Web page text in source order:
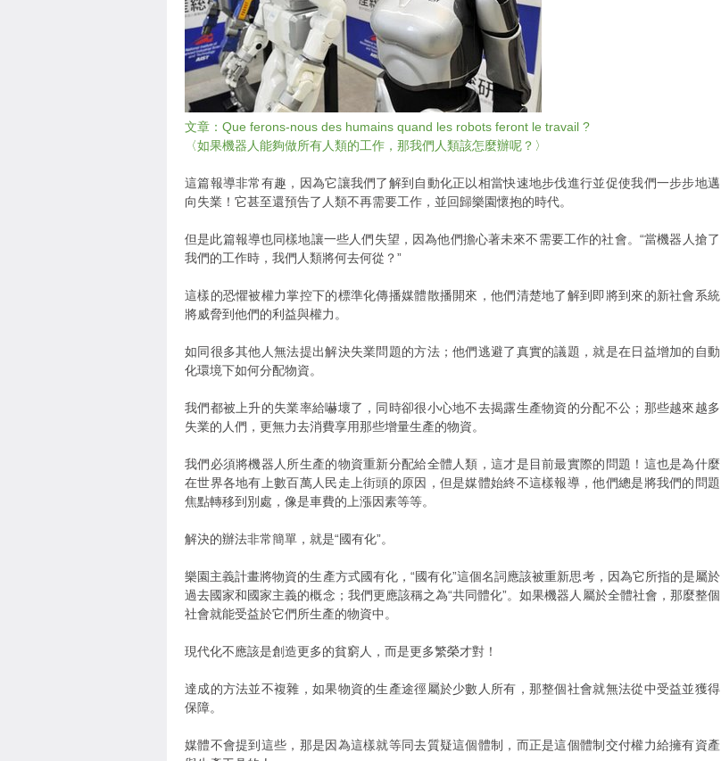
文章：Que ferons-nous des humains quand les robots feront le travail ?
〈如果機器人能夠做所有人類的工作，那我們人類該怎麼辦呢？〉
這篇報導非常有趣，因為它讓我們了解到自動化正以相當快速地步伐進行並促使我們一步步地邁
向失業！它甚至還預告了人類不再需要工作，並回歸樂園懷抱的時代。
但是此篇報導也同樣地讓一些人們失望，因為他們擔心著未來不需要工作的社會。“當機器人搶了
我們的工作時，我們人類將何去何從？”
這樣的恐懼被權力掌控下的標準化傳播媒體散播開來，他們清楚地了解到即將到來的新社會系統
將威脅到他們的利益與權力。
如同很多其他人無法提出解決失業問題的方法；他們逃避了真實的議題，就是在日益增加的自動
化環境下如何分配物資。
我們都被上升的失業率給嚇壞了，同時卻很小心地不去揭露生產物資的分配不公；那些越來越多
失業的人們，更無力去消費享用那些增量生產的物資。
我們必須將機器人所生產的物資重新分配給全體人類，這才是目前最實際的問題！這也是為什麼
在世界各地有上數百萬人民走上街頭的原因，但是媒體始終不這樣報導，他們總是將我們的問題
焦點轉移到別處，像是車費的上漲因素等等。
解決的辦法非常簡單，就是“國有化”。
樂園主義計畫將物資的生產方式國有化，“國有化”這個名詞應該被重新思考，因為它所指的是屬於
過去國家和國家主義的概念；我們更應該稱之為“共同體化”。如果機器人屬於全體社會，那麼整個
社會就能受益於它們所生產的物資中。
現代化不應該是創造更多的貧窮人，而是更多繁榮才對！
達成的方法並不複雜，如果物資的生產途徑屬於少數人所有，那整個社會就無法從中受益並獲得
保障。
媒體不會提到這些，那是因為這樣就等同去質疑這個體制，而正是這個體制交付權力給擁有資產